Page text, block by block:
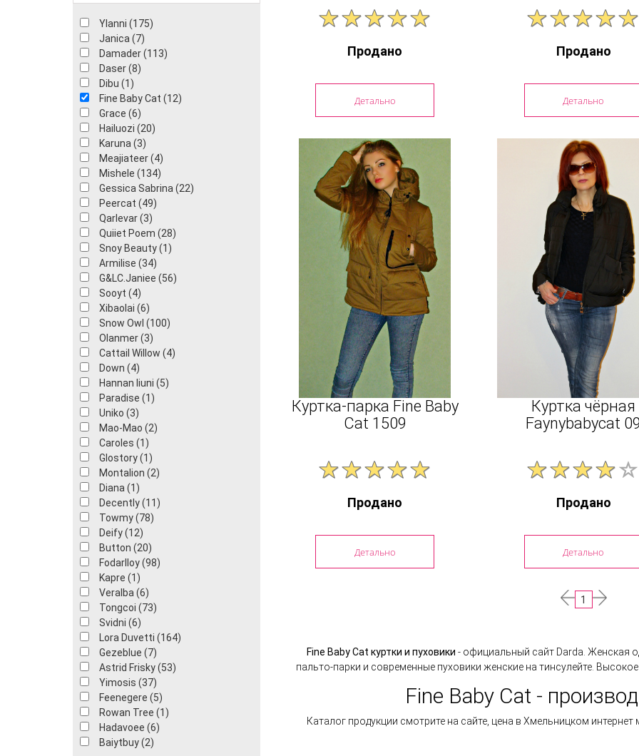
Ylanni (175)
Janica (7)
Damader (113)
Daser (8)
Dibu (1)
Fine Baby Cat (12)
Grace (6)
Hailuozi (20)
Karuna (3)
Meajiateer (4)
Mishele (134)
Gessica Sabrina (22)
Peercat (49)
Qarlevar (3)
Quiiet Poem (28)
Snoy Beauty (1)
Armilise (34)
G&LC.Janiee (56)
Sooyt (4)
Xibaolai (6)
Snow Owl (100)
Olanmer (3)
Cattail Willow (4)
Down (4)
Hannan liuni (5)
Paradise (1)
Uniko (3)
Mao-Mao (2)
Caroles (1)
Glostory (1)
Montalion (2)
Diana (1)
Decently (11)
Towmy (78)
Deify (12)
Button (20)
Fodarlloy (98)
Kapre (1)
Veralba (6)
Tongcoi (73)
Svidni (6)
Lora Duvetti (164)
Gezeblue (7)
Astrid Frisky (53)
Yimosis (37)
Feenegere (5)
Rowan Tree (1)
Hadavoee (6)
Baiytbuy (2)
Продано
Детально
Продано
Детально
Куртка-парка Fine Baby
Cat 1509
Продано
Детально
Куртка чёрная
Faynybabycat
Продано
Детально
1
Fine Baby Cat куртки и пуховики - официальный сайт Darda. Женская
пальто-парки и современные пуховики женские на тинсулейте.
Fine Baby Cat -
Каталог продукции смотрите на сайте, цена в Хмельницком